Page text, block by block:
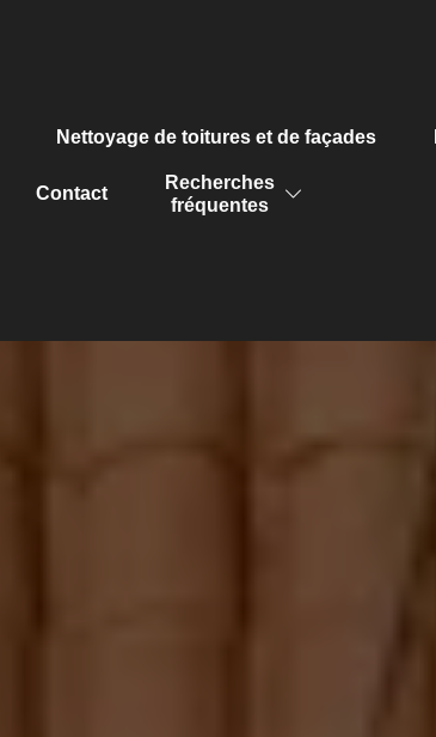
Nettoyage de toitures et de façades
Contact
Recherches
fréquentes